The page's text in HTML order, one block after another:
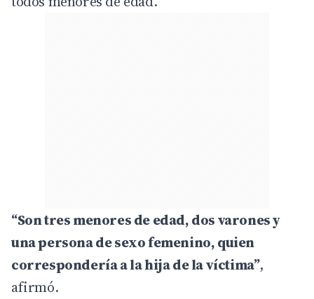
“Son tres menores de edad, dos varones y
una persona de sexo femenino, quien
correspondería a la hija de la víctima”,
afirmó.